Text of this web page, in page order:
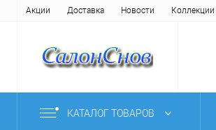
Акции Доставка Новости Коллекции
КАТАЛОГ ТОВАРОВ